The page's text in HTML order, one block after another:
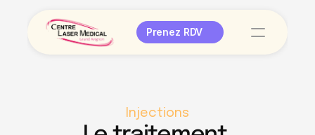
Prenez RDV
Injections